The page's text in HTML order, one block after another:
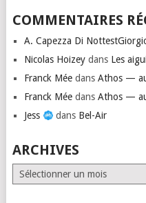
COMMENTAIRES
A. Capezza Di
Nicolas Hoizeydans Les
Franck Méedans Athos —
Franck Méedans Athos —
Jess
dans Bel-Air
ARCHIVES
Archives